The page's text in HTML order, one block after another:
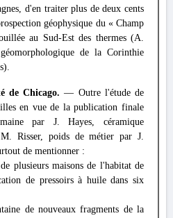
d'en traiter plus de deux cents
géophysique du « Champ
au Sud-Est des thermes (A.
de la Corinthie
de Chicago. — Outre l'étude de
en vue de la publication finale
par J. Hayes, céramique
Risser, poids de métier par J.
de mentionner :
plusieurs maisons de l'habitat de
de pressoirs à huile dans six
de nouveaux fragments de la